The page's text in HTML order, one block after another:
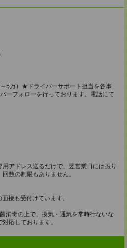
5万）★ドライバーサポート担当を各事
ーフォローを行っております。電話にて
用アドレス送るだけで、翌営業日には振り
数の制限もありません。
接も受付けています。
消毒の上で、換気・通気を常時行ないな
応しております。